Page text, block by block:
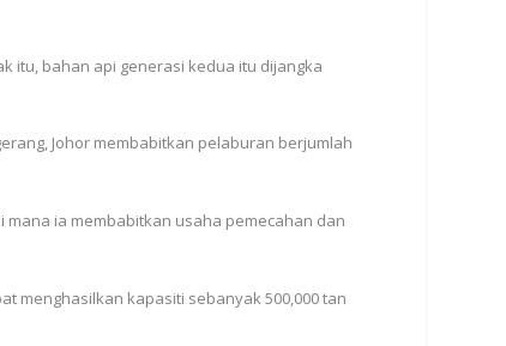
itu, bahan api generasi kedua itu dijangka
Johor membabitkan pelaburan berjumlah
mana ia membabitkan usaha pemecahan dan
menghasilkan kapasiti sebanyak 500,000 tan